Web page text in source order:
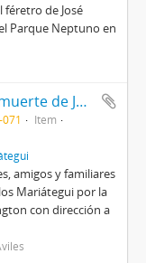
de José
Parque Neptuno en
Cortejo Fúnebre por la muerte de José Carlos Mariátegui
071
Item
amigos y familiares
Mariátegui por la
con dirección a